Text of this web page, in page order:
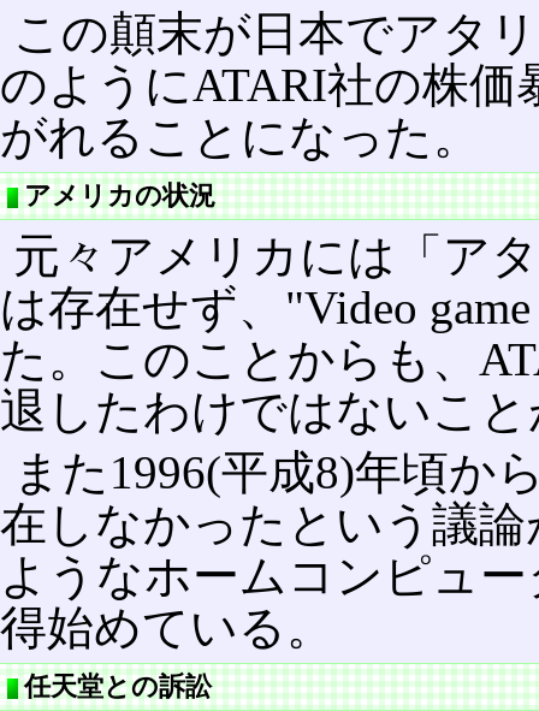
この顛末が日本でアタ
のようにATARI社の株
がれることになった。
アメリカの状況
元々アメリカには「ア
は存在せず、"Video
た。このことからも、
退したわけではないこ
また1996(平成8)年頃か
在しなかったという議
ようなホームコンピュ
得始めている。
任天堂との訴訟